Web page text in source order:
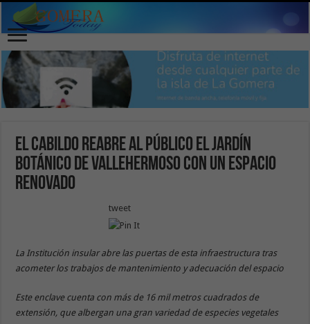
El Cabildo reabre al público el Jardín
Botánico de Vallehermoso con un espacio
renovado
tweet
La Institución insular abre las puertas de esta infraestructura tras
acometer los trabajos de mantenimiento y adecuación del espacio
Este enclave cuenta con más de 16 mil metros cuadrados de
extensión, que albergan una gran variedad de especies vegetales